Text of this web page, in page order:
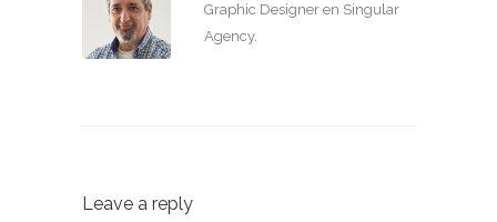
Graphic Designer en Singular
Agency.
Leave a reply